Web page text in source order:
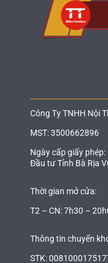
Công Ty TNHH Nội
MST: 3500662896
Ngày cấp giấy
Đầu tư Tỉnh Bà Rịa
Thời gian mở cửa:
T2 – CN: 7h30 –
Thông tin chuyển
STK: